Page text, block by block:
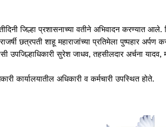
जिल्हा प्रशासनाच्या वतीने अभिवादन करण्यात
छत्रपती शाहू महाराजांच्या प्रतिमेला पुष्पहार
उपजिल्हाधिकारी सुरेश जाधव, तहसीलदार अर्चना यादव,
कार्यालयातील अधिकारी व कर्मचारी उपस्थित होते.